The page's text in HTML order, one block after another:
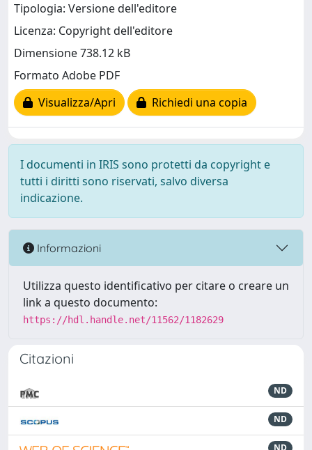
Tipologia: Versione dell'editore
Licenza: Copyright dell'editore
Dimensione 738.12 kB
Formato Adobe PDF
Visualizza/Apri
Richiedi una copia
I documenti in IRIS sono protetti da copyright e
tutti i diritti sono riservati, salvo diversa
indicazione.
Informazioni
Utilizza questo identificativo per citare o creare un
link a questo documento:
https://hdl.handle.net/11562/1182629
Citazioni
ND
ND